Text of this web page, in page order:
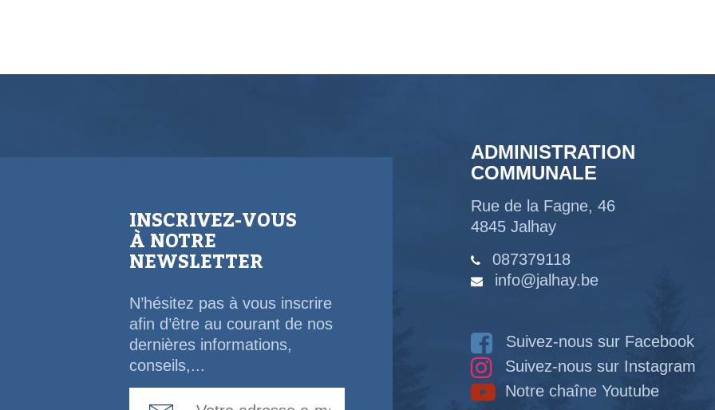
INSCRIVEZ-VOUS
À NOTRE
NEWSLETTER
N’hésitez pas à vous inscrire
afin d’être au courant de nos
dernières informations,
conseils,...
ADMINISTRATION
COMMUNALE
Rue de la Fagne, 46
4845 Jalhay
087379118
info@jalhay.be
Suivez-nous sur Facebook
Suivez-nous sur Instagram
Notre chaîne Youtube